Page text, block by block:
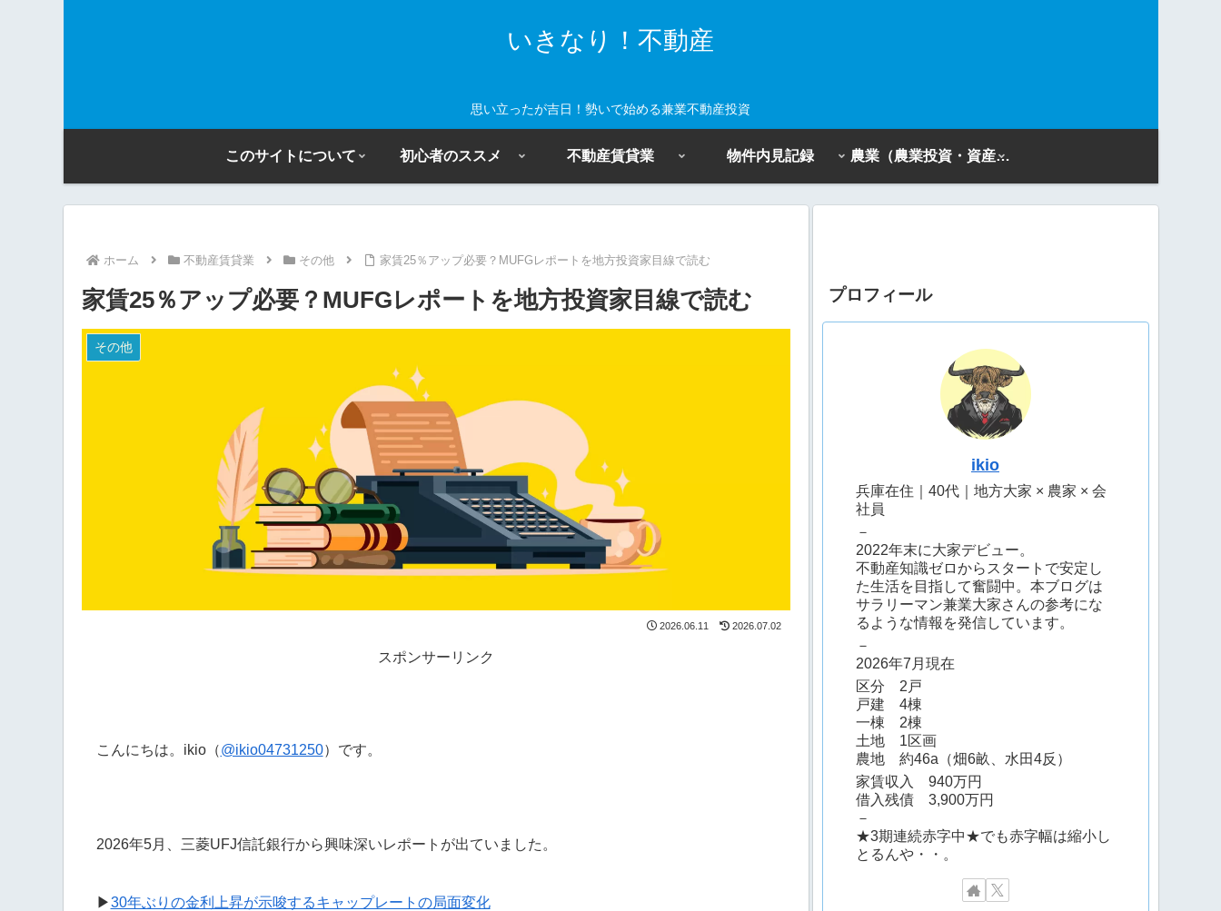
いきなり！不動産
思い立ったが吉日！勢いで始める兼業不動産投資
このサイトについて 初心者のススメ 不動産賃貸業 物件内見記録 農業（農業投資・資産活用）
ホーム 不動産賃貸業 その他 家賃25％アップ必要？MUFGレポートを地方投資家目線で読む
家賃25％アップ必要？MUFGレポートを地方投資家目線で読む
その他
2026.06.11 2026.07.02
スポンサーリンク
こんにちは。ikio（@ikio04731250）です。
2026年5月、 三菱UFJ信託銀行から興味深いレポートが出ていました。
▶30年ぶりの金利上昇が示唆するキャップレートの局面変化
プロフィール
ikio
兵庫在住｜40代｜地方大家 × 農家 × 会
社員
－
2022年末に大家デビュー。
不動産知識ゼロからスタートで安定し
た生活を目指して奮闘中。本ブログは
サラリーマン兼業大家さんの参考にな
るような情報を発信しています。
－
2026年7月現在
区分 2戸
戸建 4棟
一棟 2棟
土地 1区画
農地 約46a（畑6畝、水田4反）
家賃収入 940万円
借入残債 3,900万円
－
★3期連続赤字中★でも赤字幅は縮小し
とるんや・・。